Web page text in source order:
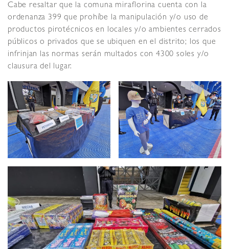
Cabe resaltar que la comuna miraflorina cuenta con la
ordenanza 399 que prohíbe la manipulación y/o uso de
productos pirotécnicos en locales y/o ambientes cerrados
públicos o privados que se ubiquen en el distrito; los que
infrinjan las normas serán multados con 4300 soles y/o
clausura del lugar.